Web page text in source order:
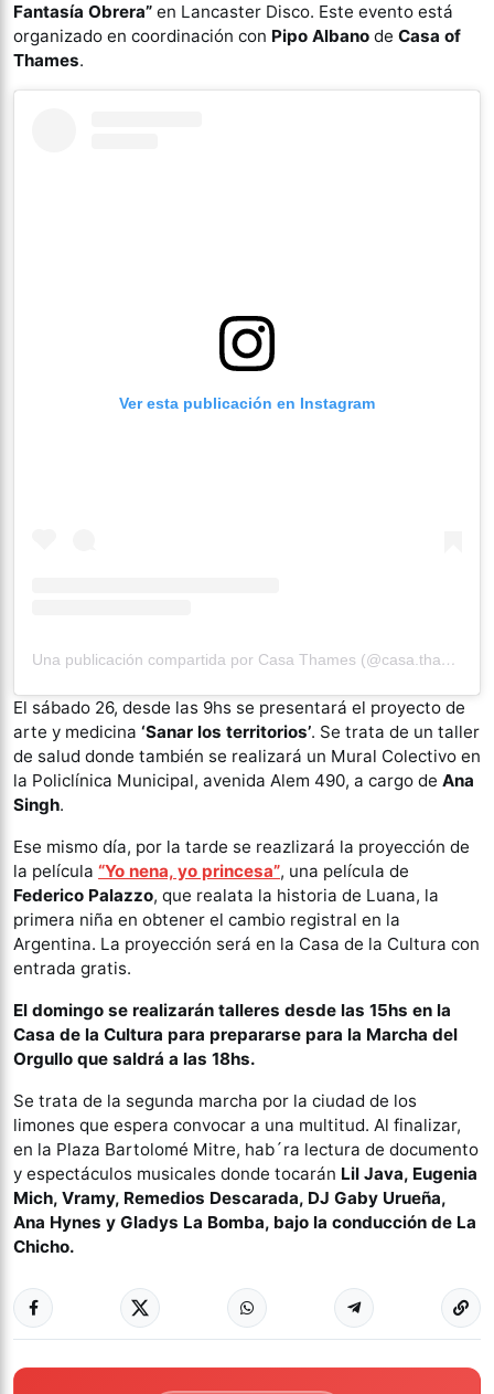
Fantasía Obrera” en Lancaster Disco. Este evento está
organizado en coordinación con Pipo Albano de Casa of
Thames.
Ver esta publicación en Instagram
Una publicación compartida por Casa Thames (@casa.thamestuc)
El sábado 26, desde las 9hs se presentará el proyecto de
arte y medicina ‘Sanar los territorios’. Se trata de un taller
de salud donde también se realizará un Mural Colectivo en
la Policlínica Municipal, avenida Alem 490, a cargo de Ana
Singh.
Ese mismo día, por la tarde se reazlizará la proyección de
la película “Yo nena, yo princesa”, una película de
Federico Palazzo, que realata la historia de Luana, la
primera niña en obtener el cambio registral en la
Argentina. La proyección será en la Casa de la Cultura con
entrada gratis.
El domingo se realizarán talleres desde las 15hs en la
Casa de la Cultura para prepararse para la Marcha del
Orgullo que saldrá a las 18hs.
Se trata de la segunda marcha por la ciudad de los
limones que espera convocar a una multitud. Al finalizar,
en la Plaza Bartolomé Mitre, hab´ra lectura de documento
y espectáculos musicales donde tocarán Lil Java, Eugenia
Mich, Vramy, Remedios Descarada, DJ Gaby Urueña,
Ana Hynes y Gladys La Bomba, bajo la conducción de La
Chicho.